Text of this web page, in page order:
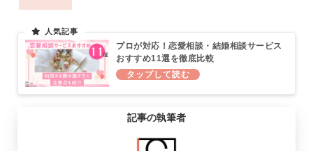
プロが対応！恋愛相談・結婚相談サービス
おすすめ11選を徹底比較
記事の執筆者